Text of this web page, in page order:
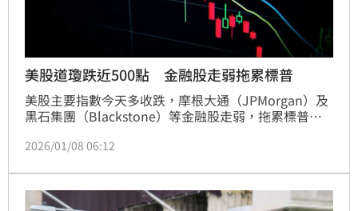
美股道瓊跌近500點 金融股走弱拖累標普
美股主要指數今天多收跌，摩根大通（JPMorgan）及
黑石集團（Blackstone）等金融股走弱，拖累標普表
Alphabet走高，帶動那指上揚。
2026/01/08 06:12